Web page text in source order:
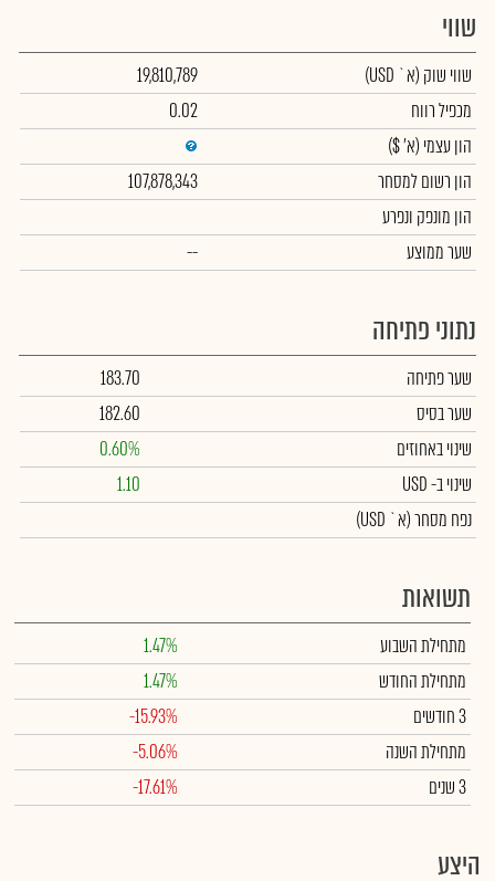
שווי
שווי שוק (א` USD)
19,810,789
מכפיל רווח
0.02
הון עצמי (א' $)
הון רשום למסחר
107,878,343
הון מונפק ונפרע
שער ממוצע
--
נתוני פתיחה
שער פתיחה
183.70
שער בסיס
182.60
שינוי באחוזים
0.60%
שינויב- USD
1.10
נפח מסחר(א` USD)
תשואות
מתחילת השבוע
1.47%
מתחילת החודש
1.47%
3 חודשים
-15.93%
מתחילת השנה
-5.06%
3 שנים
-17.61%
היצע